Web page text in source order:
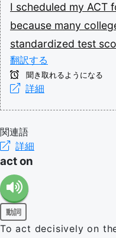
I scheduled my ACT
because many
standardized test
翻訳する
聞き取れるようになる
詳細
関連語
詳細
act on
動詞
To act decisively on